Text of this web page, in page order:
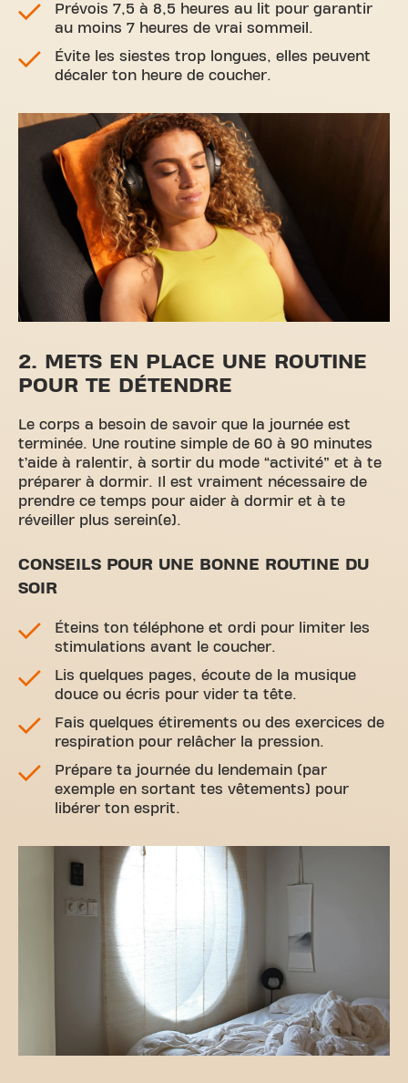
Prévois 7,5 à 8,5 heures au lit pour garantir
au moins 7 heures de vrai sommeil.
Évite les siestes trop longues, elles peuvent
décaler ton heure de coucher.
2. METS EN PLACE UNE ROUTINE
POUR TE DÉTENDRE
Le corps a besoin de savoir que la journée est
terminée. Une routine simple de 60 à 90 minutes
t’aide à ralentir, à sortir du mode “activité” et à te
préparer à dormir. Il est vraiment nécessaire de
prendre ce temps pour aider à dormir et à te
réveiller plus serein(e).
CONSEILS POUR UNE BONNE ROUTINE DU
SOIR
Éteins ton téléphone et ordi pour limiter les
stimulations avant le coucher.
Lis quelques pages, écoute de la musique
douce ou écris pour vider ta tête.
Fais quelques étirements ou des exercices de
respiration pour relâcher la pression.
Prépare ta journée du lendemain (par
exemple en sortant tes vêtements) pour
libérer ton esprit.